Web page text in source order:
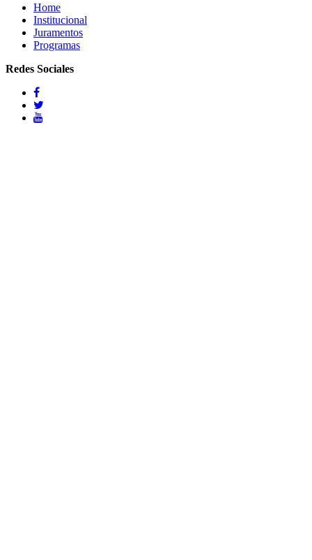
Home
Institucional
Juramentos
Programas
Redes Sociales